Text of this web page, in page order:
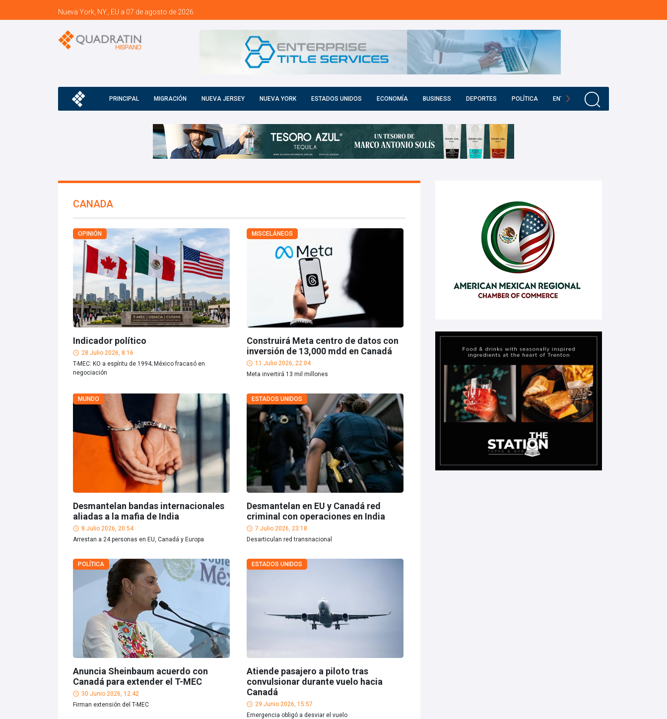
Nueva York, NY., EU a 07 de agosto de 2026
PRINCIPAL MIGRACIÓN NUEVA JERSEY NUEVA YORK ESTADOS UNIDOS ECONOMÍA BUSINESS DEPORTES POLÍTICA ENTRETENIMIENTO
CANADA
OPINIÓN
Indicador político
28 Julio 2026, 8:16
T-MEC: KO a espíritu de 1994; México fracasó en
negociación
MISCELÁNEOS
Construirá Meta centro de datos con
inversión de 13,000 mdd en Canadá
11 Julio 2026, 22:04
Meta invertirá 13 mil millones
MUNDO
Desmantelan bandas internacionales
aliadas a la mafia de India
8 Julio 2026, 20:54
Arrestan a 24 personas en EU, Canadá y Europa
ESTADOS UNIDOS
Desmantelan en EU y Canadá red
criminal con operaciones en India
7 Julio 2026, 23:18
Desarticulan red transnacional
POLÍTICA
Anuncia Sheinbaum acuerdo con
Canadá para extender el T-MEC
30 Junio 2026, 12:42
Firman extensión del T-MEC
ESTADOS UNIDOS
Atiende pasajero a piloto tras
convulsionar durante vuelo hacia
Canadá
29 Junio 2026, 15:57
Emergencia obligó a desviar el vuelo